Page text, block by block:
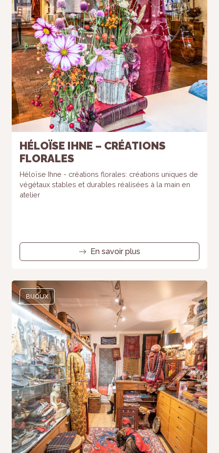
HÉLOÏSE IHNE – CRÉATIONS
FLORALES
Héloïse Ihne - créations florales: créations uniques de
végétaux stables et durables réalisées à la main en
atelier
En savoir plus
BIJOUX